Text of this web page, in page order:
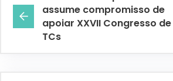
assume compromisso de
apoiar XXVII Congresso de
TCs